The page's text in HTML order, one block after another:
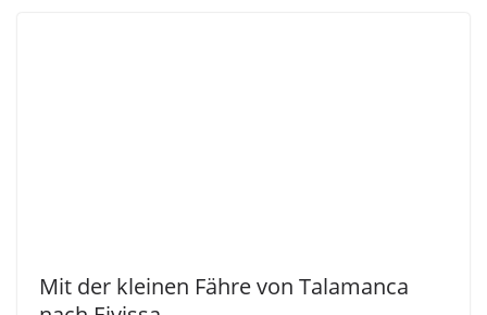
Mit der kleinen Fähre von Talamanca